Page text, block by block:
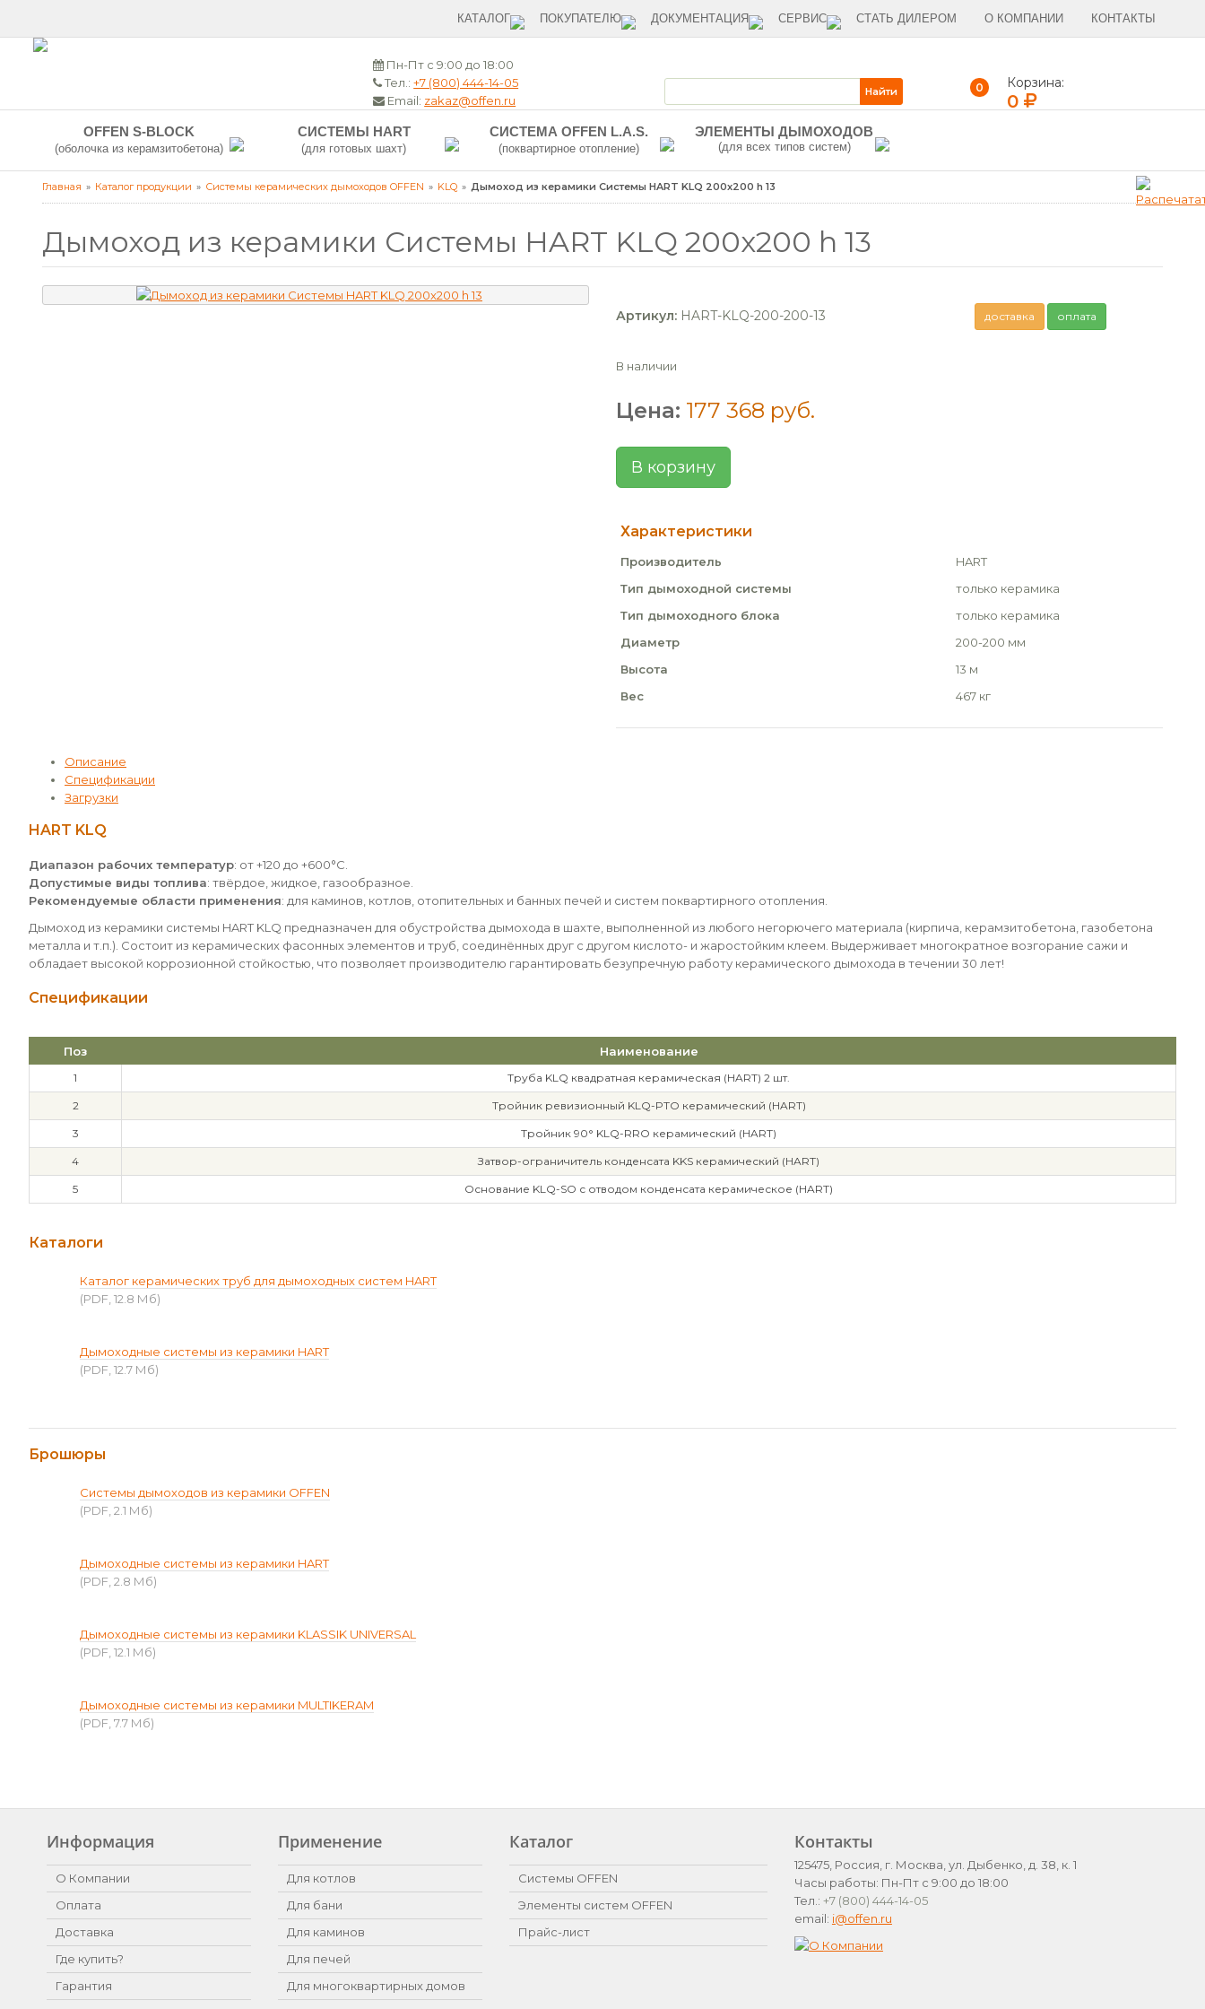
КАТАЛОГ ПОКУПАТЕЛЮ ДОКУМЕНТАЦИЯ СЕРВИС СТАТЬ ДИЛЕРОМ О КОМПАНИИ КОНТАКТЫ
Пн-Пт с 9:00 до 18:00
Тел.:+7 (800) 444-14-05
Email: zakaz@offen.ru
0 Корзина:
0
OFFEN S-BLOCK
(оболочка из керамзитобетона)
СИСТЕМЫ HART
(для готовых шахт)
СИСТЕМА OFFEN L.A.S.
(поквартирное отопление)
ЭЛЕМЕНТЫ ДЫМОХОДОВ
(для всех типов систем)
Главная Каталог продукции Системы керамических дымоходов OFFEN KLQ Дымоход из керамики Системы HART KLQ 200x200 h 13
Дымоход из керамики Системы HART KLQ 200x200 h 13
Артикул: HART-KLQ-200-200-13 доставка оплата
В наличии
Цена: 177 368 руб.
В корзину
Характеристики
Производитель
HART
Тип дымоходной системы
только керамика
Тип дымоходного блока
только керамика
Диаметр
200-200 мм
Высота
13 м
Вес
467 кг
Описание
Спецификации
Загрузки
HART KLQ
Диапазон рабочих температур: от +120 до +600°С.
Допустимые виды топлива: твёрдое, жидкое, газообразное.
Рекомендуемые области применения: для каминов, котлов, отопительных и банных печей и систем поквартирного отопления.
Дымоход из керамики системы HART KLQ предназначен для обустройства дымохода в шахте, выполненной из любого негорючего материала (кирпича, керамзитобетона, газобетона
металла и т.п.). Состоит из керамических фасонных элементов и труб, соединённых друг с другом кислото- и жаростойким клеем. Выдерживает многократное возгорание сажи и
обладает высокой коррозионной стойкостью, что позволяет производителю гарантировать безупречную работу керамического дымохода в течении 30 лет!
Спецификации
Поз Наименование
1 Труба KLQ квадратная керамическая (HART) 2 шт.
2 Тройник ревизионный KLQ-PTO керамический (HART)
3 Тройник 90° KLQ-RRO керамический (HART)
4 Затвор-ограничитель конденсата KKS керамический (HART)
5 Основание KLQ-SO с отводом конденсата керамическое (HART)
Каталоги
Каталог керамических труб для дымоходных систем HART
(PDF, 12.8 Мб)
Дымоходные системы из керамики HART
(PDF, 12.7 Мб)
Брошюры
Системы дымоходов из керамики OFFEN
(PDF, 2.1 Мб)
Дымоходные системы из керамики HART
(PDF, 2.8 Мб)
Дымоходные системы из керамики KLASSIK UNIVERSAL
(PDF, 12.1 Мб)
Дымоходные системы из керамики MULTIKERAM
(PDF, 7.7 Мб)
Информация
О Компании
Оплата
Доставка
Где купить?
Гарантия
Применение
Для котлов
Для бани
Для каминов
Для печей
Для многоквартирных домов
Каталог
Системы OFFEN
Элементы систем OFFEN
Прайс-лист
Контакты
125475, Россия, г. Москва, ул. Дыбенко, д. 38, к. 1
Часы работы: Пн-Пт с 9:00 до 18:00
Тел.: +7 (800) 444-14-05
email: i@offen.ru